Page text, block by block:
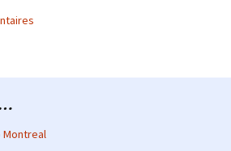
Montreal